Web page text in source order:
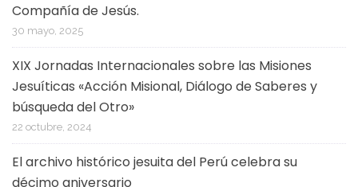
Compañía de Jesús.
30 mayo, 2025
XIX Jornadas Internacionales sobre las Misiones
Jesuíticas «Acción Misional, Diálogo de Saberes y
búsqueda del Otro»
22 octubre, 2024
El archivo histórico jesuita del Perú celebra su
décimo aniversario